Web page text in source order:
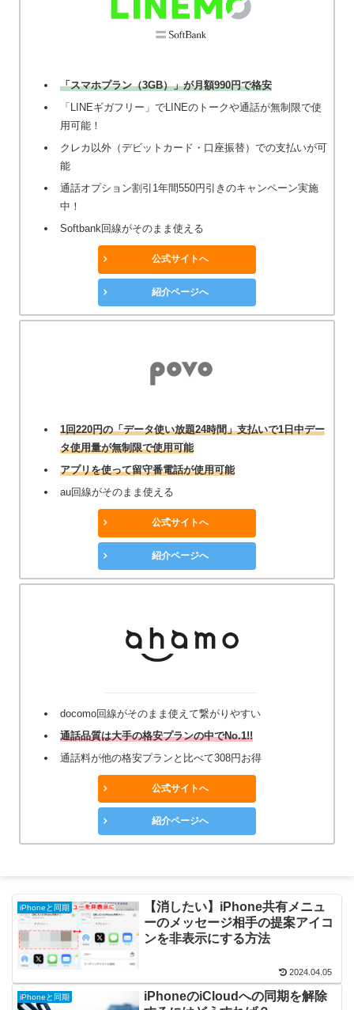
「スマホプラン（3GB）」が月額990円で格安
「LINEギガフリー」でLINEのトークや通話が無制限で使
用可能！
クレカ以外（デビットカード・口座振替）での支払いが可
能
通話オプション割引1年間550円引きのキャンペーン実施
中！
Softbank回線がそのまま使える
公式サイトへ
紹介ページへ
1回220円の「データ使い放題24時間」支払いで1日中デー
タ使用量が無制限で使用可能
アプリを使って留守番電話が使用可能
au回線がそのまま使える
公式サイトへ
紹介ページへ
docomo回線がそのまま使えて繋がりやすい
通話品質は大手の格安プランの中でNo.1!!
通話料が他の格安プランと比べて308円お得
公式サイトへ
紹介ページへ
iPhoneと同期
【消したい】iPhone共有メニュ
ーのメッセージ相手の提案アイコ
ンを非表示にする方法
2024.04.05
iPhoneと同期
iPhoneのiCloudへの同期を解除